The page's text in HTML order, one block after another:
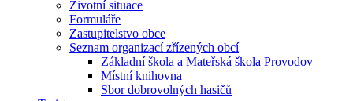
Životní situace
Formuláře
Zastupitelstvo obce
Seznam organizací zřízených obcí
Základní škola a Mateřská škola Provodov
Místní knihovna
Sbor dobrovolných hasičů